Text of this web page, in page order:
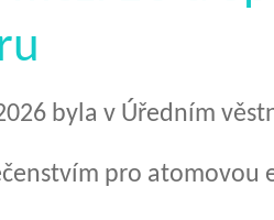
byla v Úředním
pro